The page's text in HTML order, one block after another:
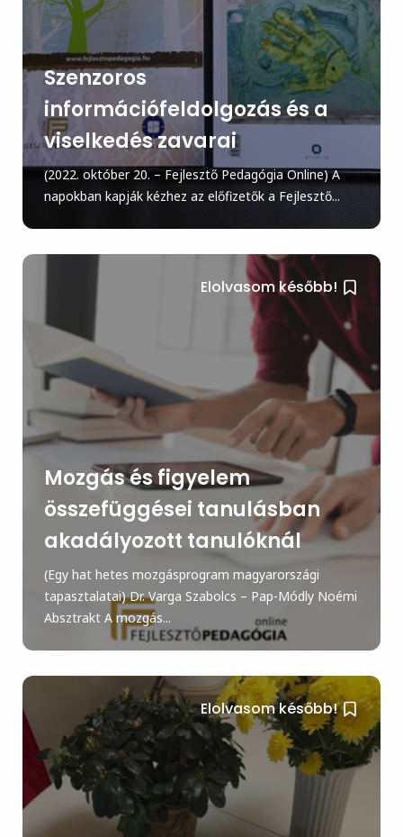
Szenzoros
információfeldolgozás és a
viselkedés zavarai
(2022. október 20. – Fejlesztő Pedagógia Online) A
napokban kapják kézhez az előfizetők a Fejlesztő...
Elolvasom később!
Mozgás és figyelem
összefüggései tanulásban
akadályozott tanulóknál
(Egy hat hetes mozgásprogram magyarországi
tapasztalatai) Dr. Varga Szabolcs – Pap-Módly Noémi
Absztrakt A mozgás...
Elolvasom később!